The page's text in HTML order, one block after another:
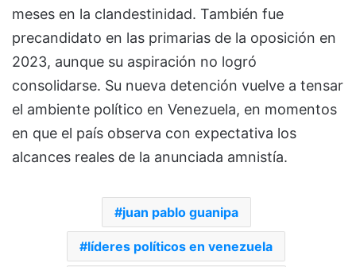
meses en la clandestinidad. También fue
precandidato en las primarias de la oposición en
2023, aunque su aspiración no logró
consolidarse. Su nueva detención vuelve a tensar
el ambiente político en Venezuela, en momentos
en que el país observa con expectativa los
alcances reales de la anunciada amnistía.
juan pablo guanipa
líderes políticos en venezuela